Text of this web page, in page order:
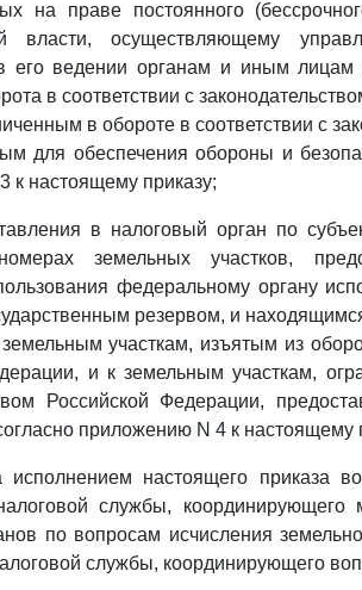
на праве постоянного
власти, осуществляющему
его ведении органам и иным лицам
в соответствии с
в обороте в соответствии с
для обеспечения обороны и
к настоящему приказу;
в налоговый орган по
земельных участков,
федеральному органу
резервом, и
участкам, изъятым из
и к земельным участкам,
Российской Федерации,
приложению N 4 к настоящему
исполнением настоящего приказа
службы, координирующего
по вопросам исчисления
службы, координирующего